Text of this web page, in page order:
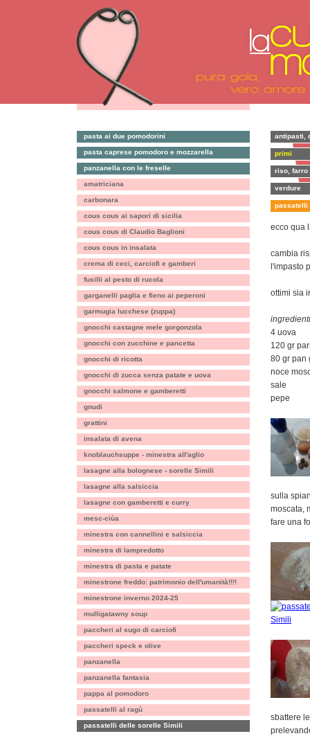
antipasti,
primi
riso, farro
verdure
pasta ai due pomodorini
pasta caprese pomodoro e mozzarella
panzanella con le freselle
amatriciana
carbonara
cous cous ai sapori di sicilia
cous cous di Claudio Baglioni
cous cous in insalata
crema di ceci, carciofi e gamberi
fusilli al pesto di rucola
garganelli paglia e fieno ai peperoni
garmugia lucchese (zuppa)
gnocchi castagne mele gorgonzola
gnocchi con zucchine e pancetta
gnocchi di ricotta
gnocchi di zucca senza patate e uova
gnocchi salmone e gamberetti
gnudi
grattini
insalata di avena
knoblauchsuppe - minestra all'aglio
lasagne alla bolognese - sorelle Simili
lasagne alla salsiccia
lasagne con gamberetti e curry
mesc-ciùa
minestra con cannellini e salsiccia
minestra di lampredotto
minestra di pasta e patate
minestrone freddo: patrimonio dell'umanità!!!!
minestrone inverno 2024-25
mulligatawny soup
paccheri al sugo di carciofi
paccheri speck e olive
panzanella
panzanella fantasia
pappa al pomodoro
passatelli al ragù
passatelli delle sorelle Simili
passatelli
ecco qua
cambia
l'impasto
ottimi sia
4 uova
120 gr
80 gr pan
noce
sale
pepe
sulla
moscata,
fare una
sbattere